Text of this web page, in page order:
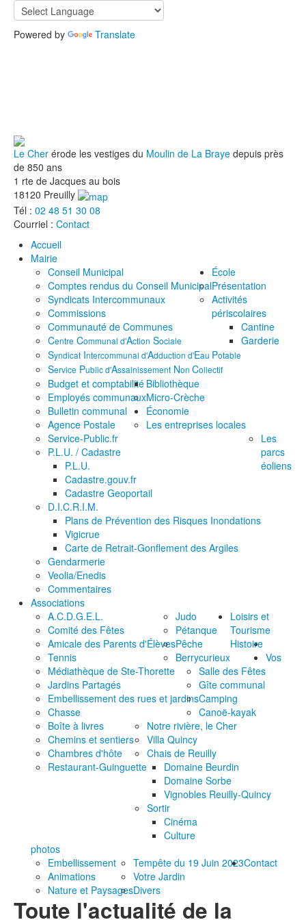
Powered by Translate
Le Cher érode les vestiges du Moulin de La Braye depuis près
de 850 ans
1 rte de Jacques au bois
18120 Preuilly
Tél : 02 48 51 30 08
Courriel : Contact
Accueil
Mairie
Conseil Municipal
Comptes rendus du Conseil Municipal
Syndicats Intercommunaux
Commissions
Communauté de Communes
Centre Communal d'Action Sociale
Syndicat Intercommunal d'Adduction d'Eau Potable
Service Public d'Assainissement Non Collectif
Budget et comptabilité
Employés communaux
Bulletin communal
Agence Postale
Service-Public.fr
P.L.U. / Cadastre
P.L.U.
Cadastre.gouv.fr
Cadastre Geoportail
D.I.C.R.I.M.
Plans de Prévention des Risques Inondations
Vigicrue
Carte de Retrait-Gonflement des Argiles
Gendarmerie
École
Présentation
Activités
périscolaires
Cantine
Garderie
Bibliothèque
Micro-Crèche
Économie
Les entreprises locales
Les
parcs
éoliens
Veolia/Enedis
Commentaires
Associations
A.C.D.G.E.L.
Comité des Fêtes
Amicale des Parents d'Élèves
Tennis
Judo
Pétanque
Pêche
Berrycurieux
Médiathèque de Ste-Thorette
Jardins Partagés
Embellissement des rues et jardins
Chasse
Loisirs et
Tourisme
Salle des Fêtes
Gîte communal
Camping
Canoë-kayak
Boîte à livres
Chemins et sentiers
Chambres d'hôte
Restaurant-Guinguette
Notre rivière, le Cher
Villa Quincy
Chais de Reuilly
Domaine Beurdin
Domaine Sorbe
Vignobles Reuilly-Quincy
Sortir
Cinéma
Culture
Histoire
Vos
photos
Embellissement
Animations
Nature et Paysages
Tempête du 19 Juin 2023
Votre Jardin
Divers
Contact
Toute l'actualité de la